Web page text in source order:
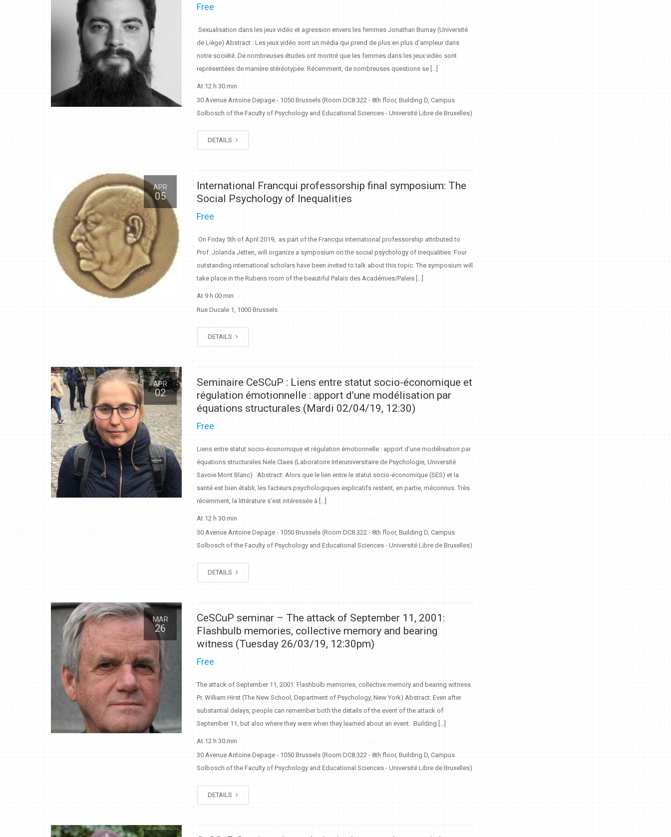
Free
Sexualisation dans les jeux vidéo et agression envers les femmes Jonathan Burnay (Université
de Liège) Abstract : Les jeux vidéo sont un média qui prend de plus en plus d’ampleur dans
notre société. De nombreuses études ont montré que les femmes dans les jeux vidéo sont
représentées de manière stéréotypée. Récemment, de nombreuses questions se […]
At 12 h 30 min
30 Avenue Antoine Depage - 1050 Brussels (Room DC8.322 - 8th floor, Building D, Campus
Solbosch of the Faculty of Psychology and Educational Sciences - Université Libre de Bruxelles)
DETAILS
APR
05
International Francqui professorship final symposium: The
Social Psychology of Inequalities
Free
On Friday 5th of April 2019, as part of the Francqui international professorship attributed to
Prof. Jolanda Jetten, will organize a symposium on the social psychology of inequalities. Four
outstanding international scholars have been invited to talk about this topic. The symposium will
take place in the Rubens room of the beautiful Palais des Académies/Paleis […]
At 9 h 00 min
Rue Ducale 1, 1000 Brussels
DETAILS
APR
02
Seminaire CeSCuP : Liens entre statut socio-économique et
régulation émotionnelle : apport d’une modélisation par
équations structurales (Mardi 02/04/19, 12:30)
Free
Liens entre statut socio-économique et régulation émotionnelle : apport d’une modélisation par
équations structurales Nele Claes (Laboratoire Interuniversitaire de Psychologie, Université
Savoie Mont Blanc) Abstract: Alors que le lien entre le statut socio-économique (SES) et la
santé est bien établi, les facteurs psychologiques explicatifs restent, en partie, méconnus. Très
récemment, la littérature s’est intéressée à […]
At 12 h 30 min
30 Avenue Antoine Depage - 1050 Brussels (Room DC8.322 - 8th floor, Building D, Campus
Solbosch of the Faculty of Psychology and Educational Sciences - Université Libre de Bruxelles)
DETAILS
MAR
26
CeSCuP seminar – The attack of September 11, 2001:
Flashbulb memories, collective memory and bearing
witness (Tuesday 26/03/19, 12:30pm)
Free
The attack of September 11, 2001: Flashbulb memories, collective memory and bearing witness
Pr. William Hirst (The New School, Department of Psychology, New York) Abstract: Even after
substantial delays, people can remember both the details of the event of the attack of
September 11, but also where they were when they learned about an event. Building […]
At 12 h 30 min
30 Avenue Antoine Depage - 1050 Brussels (Room DC8.322 - 8th floor, Building D, Campus
Solbosch of the Faculty of Psychology and Educational Sciences - Université Libre de Bruxelles)
DETAILS